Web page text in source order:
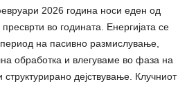
2026 година носи еден од
во годината. Енергијата се
на пасивно размислување,
обработка и влегуваме во фаза на
дејствување. Клучниот